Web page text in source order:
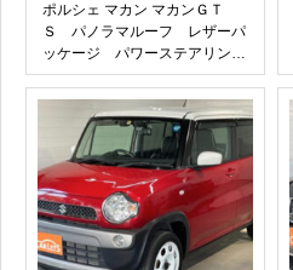
ポルシェ マカン マカンＧＴ
Ｓ パノラマルーフ レザーパ
ッケージ パワーステアリング
プラス シートヒーター ２１
インチＲＳ Ｓｐｙｄｅｒデザ
インホイール アダプティブク
ルーズコントロール アダプテ
ィブエアサスペンション ＥＴ
Ｃ２．０